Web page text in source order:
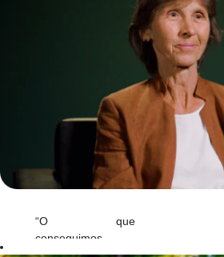
“O que
conseguimos